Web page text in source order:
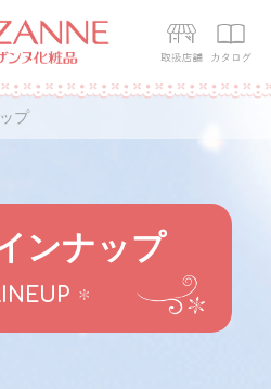
プ
ンナップ